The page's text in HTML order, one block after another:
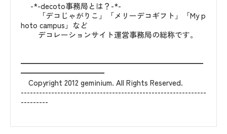
-*-decoto事務局とは？-*-
「デコじゃがりこ」「メリーデコギフト」「My p
hoto campus」など
デコレーションサイト運営事務局の総称です。
━━━━━━━━━━━━━━━━━━━━━━━━
━━━━━━━━━━━
Copyright 2012 geminium. All Rights Reserved.
-------------------------------------------------------------
---------